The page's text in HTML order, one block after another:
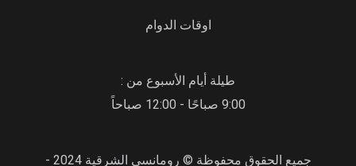
اوقات الدوام
طيلة أيام الأسبوع من :
9:00 صباحًا - 12:00 صباحاً
جميع الحقوق محفوظة © رومانسي الشرقية 2024 -